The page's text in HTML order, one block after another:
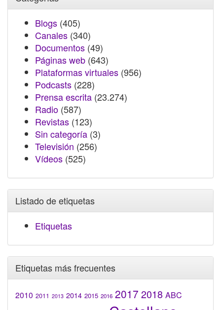
Blogs (405)
Canales (340)
Documentos (49)
Páginas web (643)
Plataformas virtuales (956)
Podcasts (228)
Prensa escrita (23.274)
Radio (587)
Revistas (123)
Sin categoría (3)
Televisión (256)
Vídeos (525)
Listado de etiquetas
Etiquetas
Etiquetas más frecuentes
2010 2011 2013 2014 2015 2016 2017 2018 ABC